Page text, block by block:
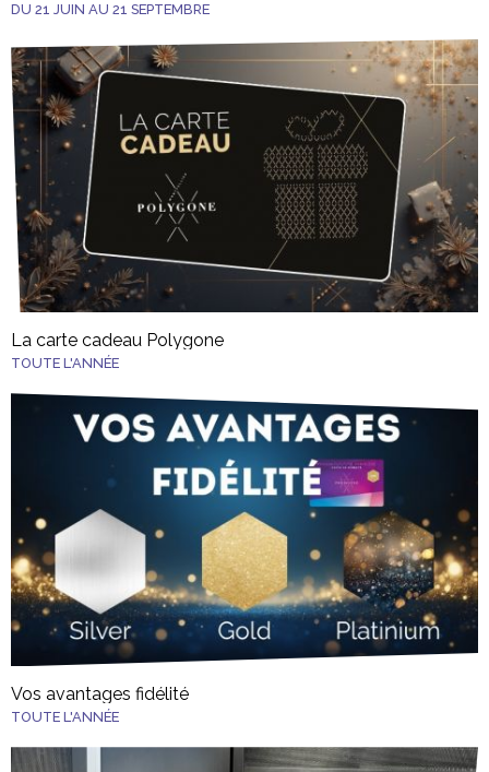
DU 21 JUIN AU 21 SEPTEMBRE
La carte cadeau Polygone
TOUTE L'ANNÉE
Vos avantages fidélité
TOUTE L'ANNÉE